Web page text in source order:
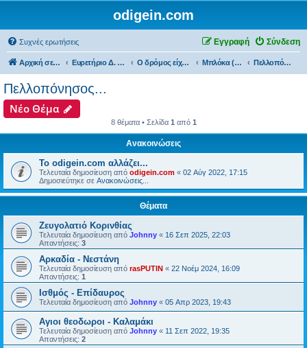
odigein.com
Συχνές ερωτήσεις Σύνδεση
Εγγραφή
Αρχική σελίδα Ευρετήριο Δ. Συζήτησης Ο δρόμος είχε την δική του Ιστορία... Μπλόκα (bloka)... Πελλοπόνησος...
Πελλοπόνησος...
Νέο Θέμα
8 θέματα • Σελίδα 1 από 1
Ανακοινώσεις
Το odigein.com αλλάζει...
Τελευταία δημοσίευση από odigein.com « 02 Αύγ 2022, 17:15
Δημοσιεύτηκε σε Ανακοινώσεις...
Θέματα
Ζευγολατιό Κορινθίας
Τελευταία δημοσίευση από Johnny « 16 Σεπ 2025, 22:03
Απαντήσεις: 3
Αρκαδία - Νεστάνη
Τελευταία δημοσίευση από rasPUTIN « 22 Νοέμ 2024, 16:09
Απαντήσεις: 1
Ισθμός - Επίδαυρος
Τελευταία δημοσίευση από Johnny « 05 Απρ 2023, 19:43
Αγιοι θεοδωροι - Καλαμάκι
Τελευταία δημοσίευση από Johnny « 11 Σεπ 2022, 19:35
Απαντήσεις: 2